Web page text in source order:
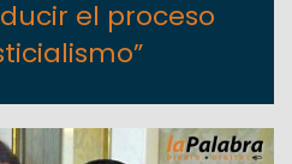
el proceso